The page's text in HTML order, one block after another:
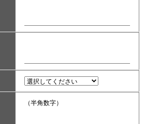
（半角数字）